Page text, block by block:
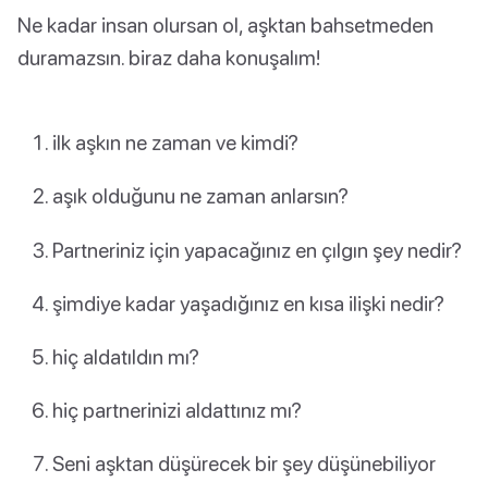
Ne kadar insan olursan ol, aşktan bahsetmeden
duramazsın. biraz daha konuşalım!
ilk aşkın ne zaman ve kimdi?
aşık olduğunu ne zaman anlarsın?
Partneriniz için yapacağınız en çılgın şey nedir?
şimdiye kadar yaşadığınız en kısa ilişki nedir?
hiç aldatıldın mı?
hiç partnerinizi aldattınız mı?
Seni aşktan düşürecek bir şey düşünebiliyor